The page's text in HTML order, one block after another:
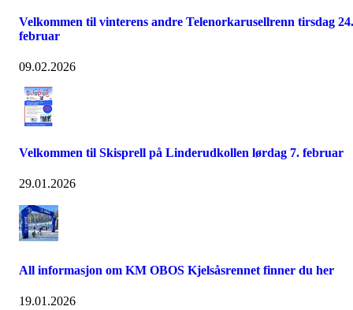
Velkommen til vinterens andre Telenorkarusellrenn tirsdag 24.
februar
09.02.2026
Velkommen til Skisprell på Linderudkollen lørdag 7. februar
29.01.2026
All informasjon om KM OBOS Kjelsåsrennet finner du her
19.01.2026